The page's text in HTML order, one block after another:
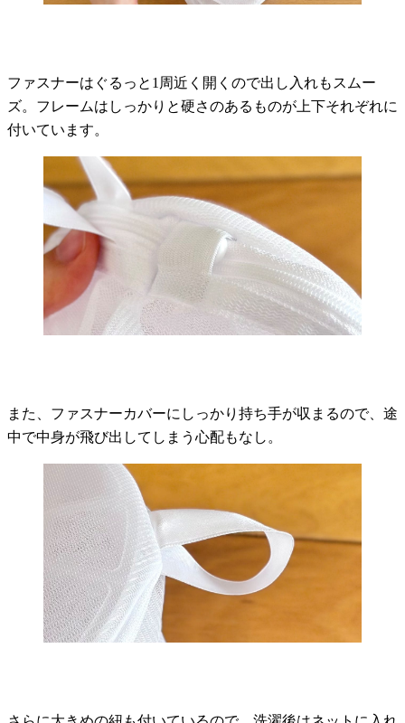
ファスナーはぐるっと1周近く開くので出し入れもスムー
ズ。フレームはしっかりと硬さのあるものが上下それぞれに
付いています。
また、ファスナーカバーにしっかり持ち手が収まるので、途
中で中身が飛び出してしまう心配もなし。